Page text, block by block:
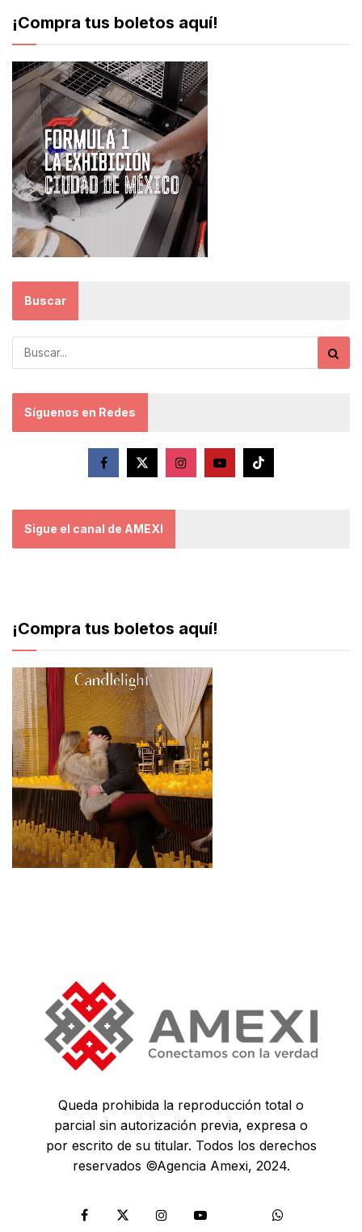
¡Compra tus boletos aquí!
Buscar
Síguenos en Redes
Sigue el canal de AMEXI
¡Compra tus boletos aquí!
Queda prohibida la reproducción total o
parcial sin autorización previa, expresa o
por escrito de su titular. Todos los derechos
reservados ©Agencia Amexi, 2024.